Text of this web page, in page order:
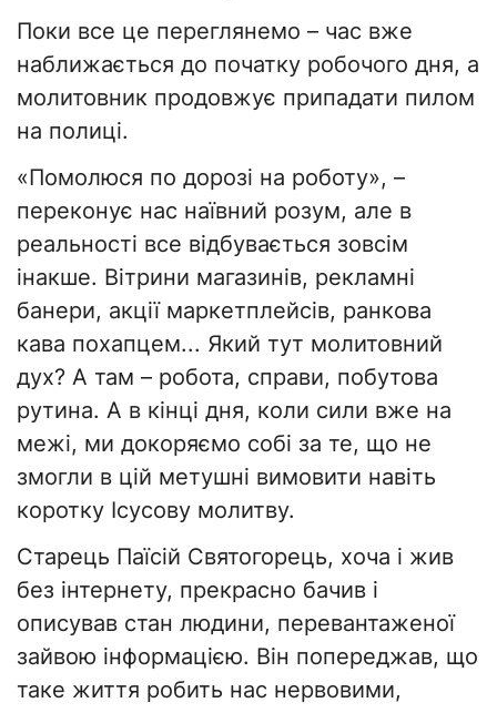
Поки все це переглянемо – час вже
наближається до початку робочого дня, а
молитовник продовжує припадати пилом
на полиці.
«Помолюся по дорозі на роботу», –
переконує нас наївний розум, але в
реальності все відбувається зовсім
інакше. Вітрини магазинів, рекламні
банери, акції маркетплейсів, ранкова
кава похапцем... Який тут молитовний
дух? А там – робота, справи, побутова
рутина. А в кінці дня, коли сили вже на
межі, ми докоряємо собі за те, що не
змогли в цій метушні вимовити навіть
коротку Ісусову молитву.
Старець Паїсій Святогорець, хоча і жив
без інтернету, прекрасно бачив і
описував стан людини, перевантаженої
зайвою інформацією. Він попереджав, що
таке життя робить нас нервовими,